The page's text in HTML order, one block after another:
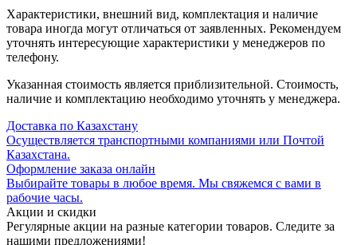
Характеристики, внешний вид, комплектация и наличие
товара иногда могут отличаться от заявленных. Рекомендуем
уточнять интересующие характеристики у менеджеров по
телефону.
Указанная стоимость является приблизительной. Стоимость,
наличие и комплектацию необходимо уточнять у менеджера.
Доставка по Казахстану
Осуществляется транспортными компаниями или Почтой
Казахстана.
Оформление заказа онлайн
Выбирайте товары в любое время. Мы свяжемся с вами в
рабочие часы.
Акции и скидки
Регулярные акции на разные категории товаров. Следите за
нашими предложениями!